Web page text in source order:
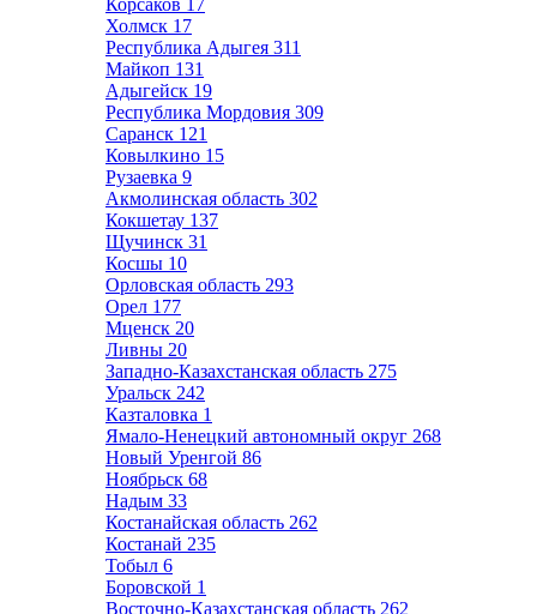
Корсаков 17
Холмск 17
Республика Адыгея 311
Майкоп 131
Адыгейск 19
Республика Мордовия 309
Саранск 121
Ковылкино 15
Рузаевка 9
Акмолинская область 302
Кокшетау 137
Щучинск 31
Косшы 10
Орловская область 293
Орел 177
Мценск 20
Ливны 20
Западно-Казахстанская область 275
Уральск 242
Казталовка 1
Ямало-Ненецкий автономный округ 268
Новый Уренгой 86
Ноябрьск 68
Надым 33
Костанайская область 262
Костанай 235
Тобыл 6
Боровской 1
Восточно-Казахстанская область 262